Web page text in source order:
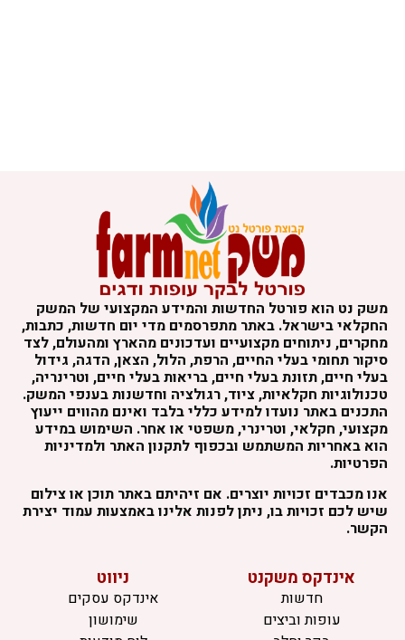
משק נט הוא פורטל החדשות והמידע המקצועי של המשק
החקלאי בישראל. באתר מתפרסמים מדי יום חדשות, כתבות,
מחקרים, ניתוחים מקצועיים ועדכונים מהארץ ומהעולם, לצד
סיקור תחומי בעלי החיים, הרפת, הלול, הצאן, הדגה, גידול
בעלי חיים, תזונת בעלי חיים, בריאות בעלי חיים, וטרינריה,
טכנולוגיות חקלאיות, ציוד, רגולציה וחדשנות בענפי המשק.
התכנים באתר נועדו למידע כללי בלבד ואינם מהווים ייעוץ
מקצועי, חקלאי, וטרינרי, משפטי או אחר. השימוש במידע
הוא באחריות המשתמש ובכפוף לתקנון האתר ולמדיניות
הפרטיות.
אנו מכבדים זכויות יוצרים. אם זיהיתם באתר תוכן או צילום
שיש לכם זכויות בו, ניתן לפנות אלינו באמצעות עמוד יצירת
הקשר.
אינדקס משקנט
חדשות
עופות וביצים
ניווט
אינדקס עסקים
שימושון